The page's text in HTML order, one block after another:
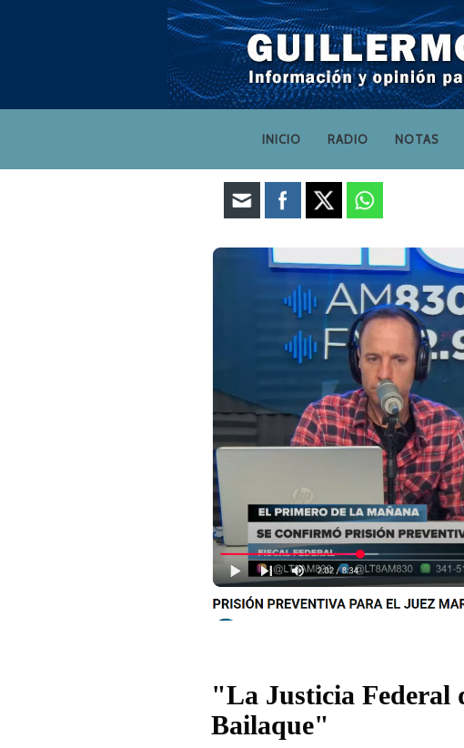
INICIO RADIO NOTAS
"La Justicia Federal
Bailaque"